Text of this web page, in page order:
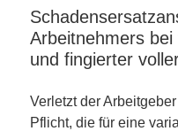
Arbeitnehmers
und fingierter
Verletzt der
Pflicht, die für eine